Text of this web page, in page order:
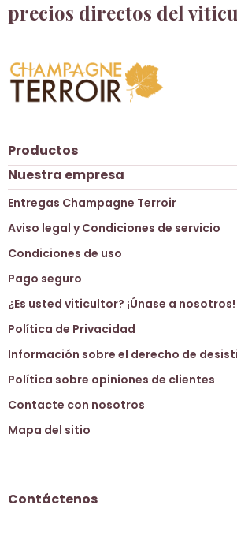
precios directos del
Productos
Nuestra empresa
Entregas Champagne Terroir
Aviso legal y Condiciones de servicio
Condiciones de uso
Pago seguro
¿Es usted viticultor? ¡Únase a nosotros!
Política de Privacidad
Información sobre el derecho de
Política sobre opiniones de clientes
Contacte con nosotros
Mapa del sitio
Contáctenos